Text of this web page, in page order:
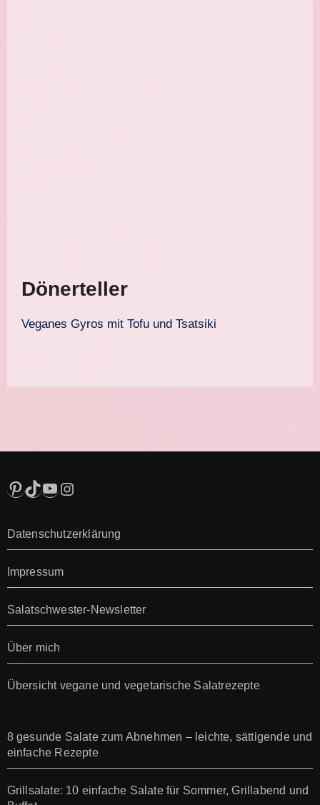
Dönerteller
Veganes Gyros mit Tofu und Tsatsiki
Pinterest
TikTok
YouTube
Instagram
Datenschutzerklärung
Impressum
Salatschwester-Newsletter
Über mich
Übersicht vegane und vegetarische Salatrezepte
8 gesunde Salate zum Abnehmen – leichte, sättigende und
einfache Rezepte
Grillsalate: 10 einfache Salate für Sommer, Grillabend und